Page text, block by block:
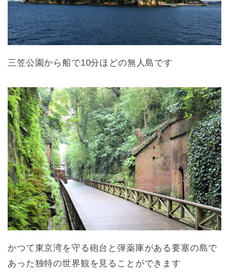
三笠公園から船で10分ほどの無人島です
かつて東京湾を守る砲台と弾薬庫がある要塞の島で
あった独特の世界観を見ることができます